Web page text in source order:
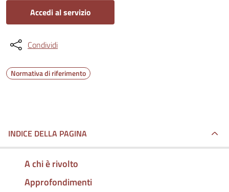
Accedi al servizio
Condividi
Normativa di riferimento
INDICE DELLA PAGINA
A chi è rivolto
Approfondimenti